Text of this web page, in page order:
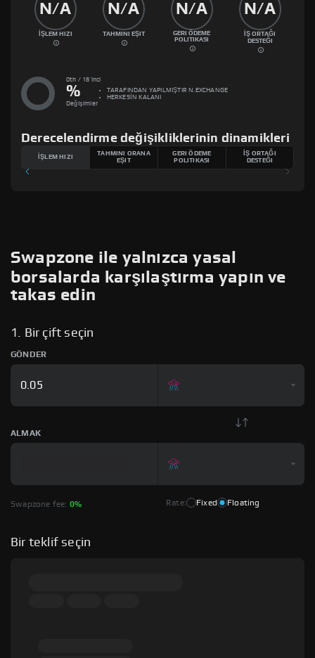
N/A
İŞLEM HIZI
N/A
TAHMINI EŞIT
N/A
GERI ÖDEME
POLITIKASI
N/A
İŞ ORTAĞI
DESTEĞI
0th / 18'inci
%
Değişimler
TARAFINDAN YAPILMIŞTIR N.EXCHANGE
HERKESİN KALANI
Derecelendirme değişikliklerinin dinamikleri
İŞLEM HIZI
TAHMINI ORANA
EŞIT
GERI ÖDEME
POLITIKASI
İŞ ORTAĞI
DESTEĞI
Swapzone ile yalnızca yasal
borsalarda karşılaştırma yapın ve
takas edin
1. Bir çift seçin
GÖNDER
ALMAK
Swapzone fee: 0% Rate: Fixed Floating
Bir teklif seçin